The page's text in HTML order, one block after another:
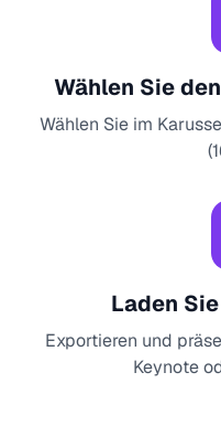
Wählen Sie
Wählen Sie im
Laden
Exportieren und
Keynote